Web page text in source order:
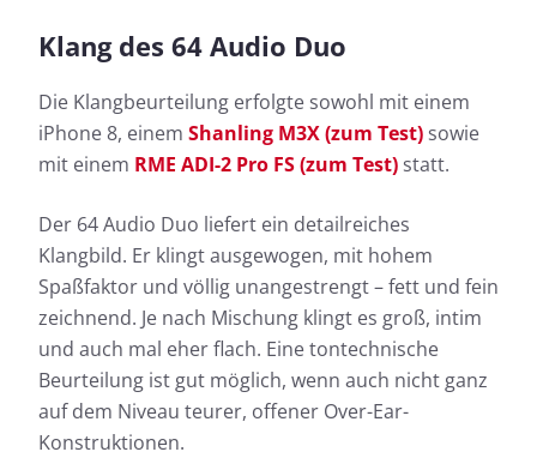
Klang des 64 Audio Duo
Die Klangbeurteilung erfolgte sowohl mit einem
iPhone 8, einem Shanling M3X (zum Test) sowie
mit einem RME ADI-2 Pro FS (zum Test) statt.
Der 64 Audio Duo liefert ein detailreiches
Klangbild. Er klingt ausgewogen, mit hohem
Spaßfaktor und völlig unangestrengt – fett und fein
zeichnend. Je nach Mischung klingt es groß, intim
und auch mal eher flach. Eine tontechnische
Beurteilung ist gut möglich, wenn auch nicht ganz
auf dem Niveau teurer, offener Over-Ear-
Konstruktionen.